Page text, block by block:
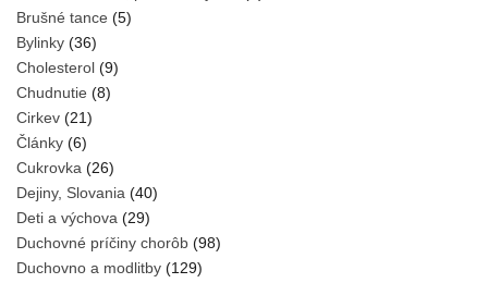
Brušné tance (5)
Bylinky (36)
Cholesterol (9)
Chudnutie (8)
Cirkev (21)
Články (6)
Cukrovka (26)
Dejiny, Slovania (40)
Deti a výchova (29)
Duchovné príčiny chorôb (98)
Duchovno a modlitby (129)